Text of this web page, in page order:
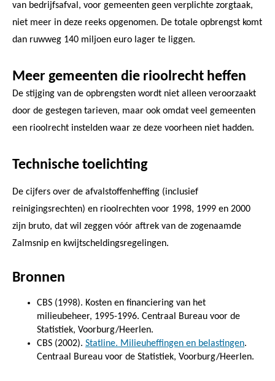
van bedrijfsafval, voor gemeenten geen verplichte zorgtaak,
niet meer in deze reeks opgenomen. De totale opbrengst komt
dan ruwweg 140 miljoen euro lager te liggen.
Meer gemeenten die rioolrecht heffen
De stijging van de opbrengsten wordt niet alleen veroorzaakt
door de gestegen tarieven, maar ook omdat veel gemeenten
een rioolrecht instelden waar ze deze voorheen niet hadden.
Technische toelichting
De cijfers over de afvalstoffenheffing (inclusief
reinigingsrechten) en rioolrechten voor 1998, 1999 en 2000
zijn bruto, dat wil zeggen vóór aftrek van de zogenaamde
Zalmsnip en kwijtscheldingsregelingen.
Bronnen
CBS (1998). Kosten en financiering van het
milieubeheer, 1995-1996. Centraal Bureau voor de
Statistiek, Voorburg/Heerlen.
CBS (2002). Statline. Milieuheffingen en belastingen.
Centraal Bureau voor de Statistiek, Voorburg/Heerlen.